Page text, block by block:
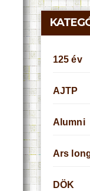
125 év
AJTP
Alumni
Ars
DÖK